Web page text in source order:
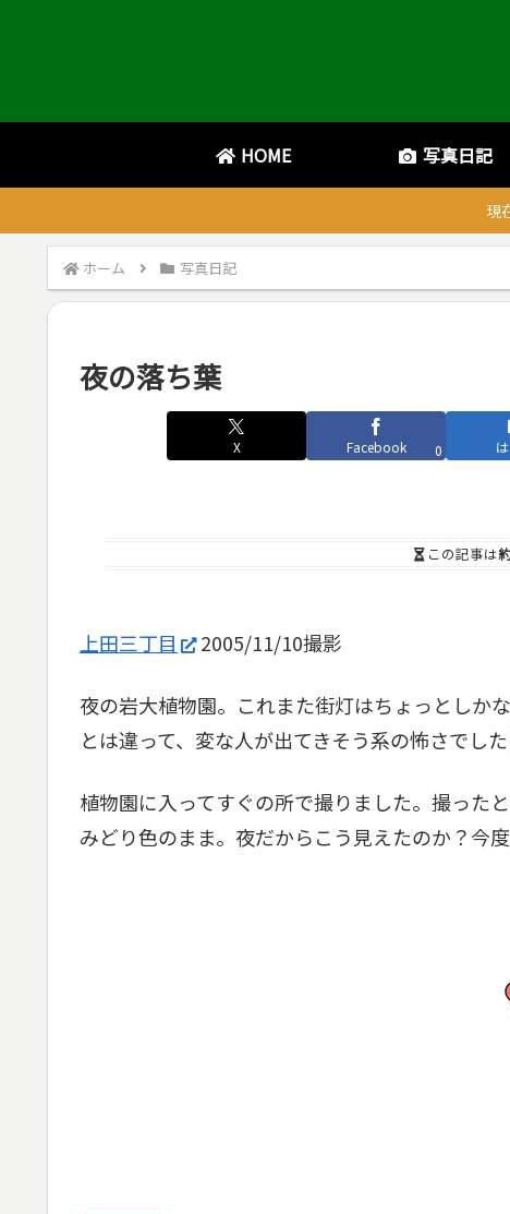
HOME 写真日記
現
ホーム 写真日記
夜の落ち葉
X Facebook 0
この記事は
上田三丁目 2005/11/10撮影
夜の岩大植物園。これまた街灯はちょっとしか
とは違って、変な人が出てきそう系の怖さでし
植物園に入ってすぐの所で撮りました。撮った
みどり色のまま。夜だからこう見えたのか？今